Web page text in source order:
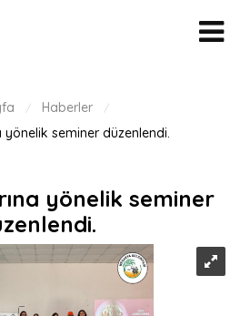
/ Haberler /
yönelik seminer düzenlendi.
yönelik seminer